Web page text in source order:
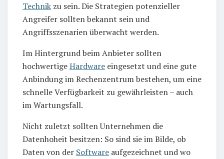
Technik zu sein. Die Strategien potenzieller
Angreifer sollten bekannt sein und
Angriffsszenarien überwacht werden.
Im Hintergrund beim Anbieter sollten
hochwertigeHardware eingesetzt und eine gute
Anbindung im Rechenzentrum bestehen, um eine
schnelle Verfügbarkeit zu gewährleisten – auch
im Wartungsfall.
Nicht zuletzt sollten Unternehmen die
Datenhoheit besitzen: So sind sie im Bilde, ob
Daten von der Software aufgezeichnet und wo